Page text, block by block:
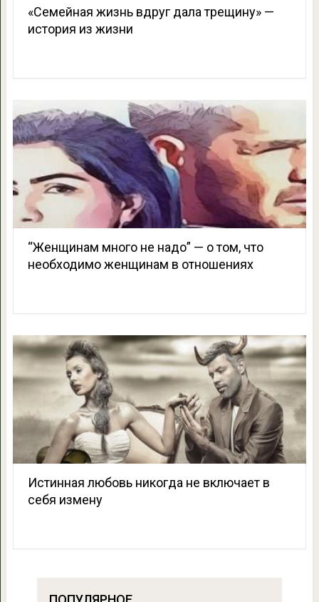
«Семейная жизнь вдруг дала трещину» —
история из жизни
“Женщинам много не надо” — о том, что
необходимо женщинам в отношениях
Истинная любовь никогда не включает в
себя измену